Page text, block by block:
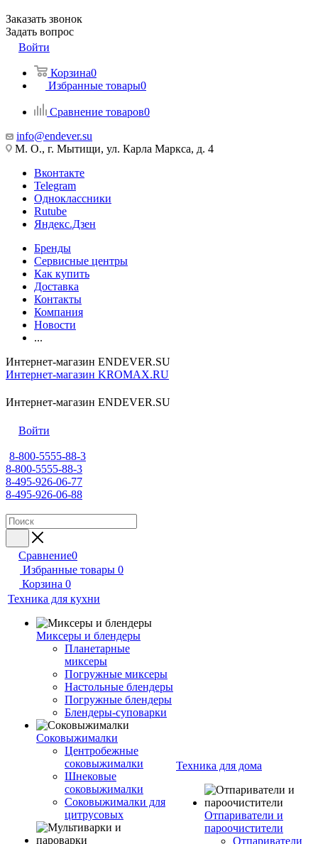
Заказать звонок
Задать вопрос
Войти
Корзина0
Избранные товары0
Сравнение товаров0
info@endever.su
М. О., г. Мытищи, ул. Карла Маркса, д. 4
Вконтакте
Telegram
Одноклассники
Rutube
Яндекс.Дзен
Бренды
Сервисные центры
Как купить
Доставка
Контакты
Компания
Новости
...
Интернет-магазин ENDEVER.SU
Интернет-магазин KROMAX.RU
Интернет-магазин ENDEVER.SU
Войти
8-800-5555-88-3
8-800-5555-88-3
8-495-926-06-77
8-495-926-06-88
Сравнение0
Избранные товары 0
Корзина 0
Техника для кухни
Миксеры и блендеры
Планетарные
миксеры
Погружные миксеры
Настольные блендеры
Погружные блендеры
Блендеры-суповарки
Соковыжималки
Центробежные
соковыжималки
Шнековые
соковыжималки
Соковыжималки для
цитрусовых
Техника для дома
Отпариватели и
пароочистители
Отпариватели